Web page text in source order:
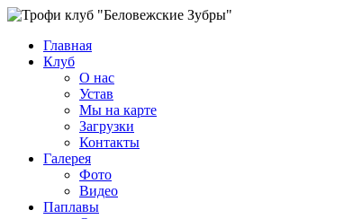
Главная
Клуб
О нас
Устав
Мы на карте
Загрузки
Контакты
Галерея
Фото
Видео
Паплавы